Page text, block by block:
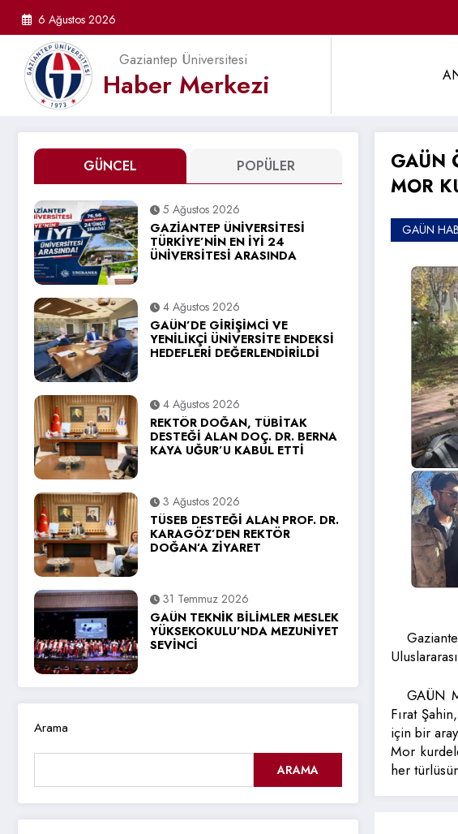
6 Ağustos 2026
Gaziantep Üniversitesi
Haber Merkezi
GÜNCEL POPÜLER
5 Ağustos 2026
GAZİANTEP ÜNİVERSİTESİ
TÜRKİYE’NİN EN İYİ 24
ÜNİVERSİTESİ ARASINDA
4 Ağustos 2026
GAÜN’DE GİRİŞİMCİ VE
YENİLİKÇİ ÜNİVERSİTE ENDEKSİ
HEDEFLERİ DEĞERLENDİRİLDİ
4 Ağustos 2026
REKTÖR DOĞAN, TÜBİTAK
DESTEĞİ ALAN DOÇ. DR. BERNA
KAYA UĞUR’U KABUL ETTİ
3 Ağustos 2026
TÜSEB DESTEĞİ ALAN PROF. DR.
KARAGÖZ’DEN REKTÖR
DOĞAN’A ZİYARET
31 Temmuz 2026
GAÜN TEKNİK BİLİMLER MESLEK
YÜKSEKOKULU’NDA MEZUNİYET
SEVİNCİ
Arama
ARAMA
GAÜN
MOR
GAÜN
GAÜN
Fırat
için bir
Mor
her